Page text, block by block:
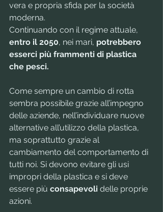
vera e propria sfida per la società
moderna.
Continuando con il regime attuale,
entro il 2050, nei mari, potrebbero
esserci più frammenti di plastica
che pesci.
Come sempre un cambio di rotta
sembra possibile grazie all’impegno
delle aziende, nell’individuare nuove
alternative all’utilizzo della plastica,
ma soprattutto grazie al
cambiamento del comportamento di
tutti noi. Si devono evitare gli usi
impropri della plastica e si deve
essere più consapevoli delle proprie
azioni.